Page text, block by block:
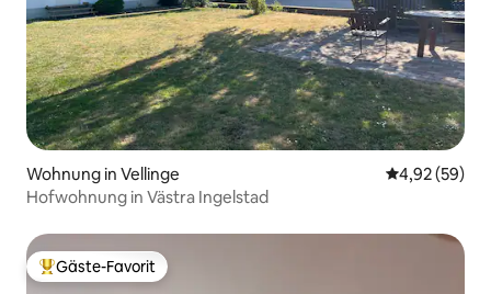
Wohnung in Vellinge
4,92 (59)
Hofwohnung in Västra Ingelstad
Beliebter Gäste-Favorit.
Gäste-Favorit